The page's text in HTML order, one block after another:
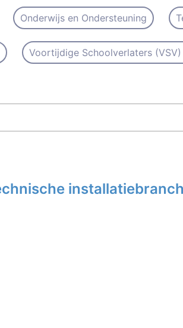
Onderwijs en Ondersteuning
Voortijdige Schoolverlaters